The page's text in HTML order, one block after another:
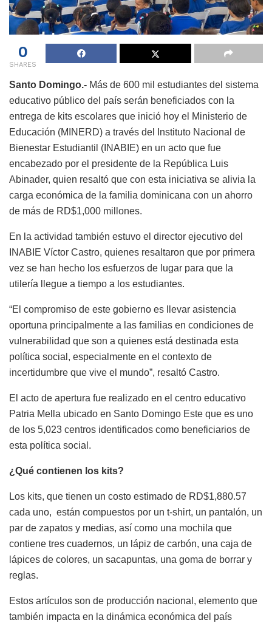
0
SHARES
Santo Domingo.- Más de 600 mil estudiantes del sistema
educativo público del país serán beneficiados con la
entrega de kits escolares que inició hoy el Ministerio de
Educación (MINERD) a través del Instituto Nacional de
Bienestar Estudiantil (INABIE) en un acto que fue
encabezado por el presidente de la República Luis
Abinader, quien resaltó que con esta iniciativa se alivia la
carga económica de la familia dominicana con un ahorro
de más de RD$1,000 millones.
En la actividad también estuvo el director ejecutivo del
INABIE Víctor Castro, quienes resaltaron que por primera
vez se han hecho los esfuerzos de lugar para que la
utilería llegue a tiempo a los estudiantes.
“El compromiso de este gobierno es llevar asistencia
oportuna principalmente a las familias en condiciones de
vulnerabilidad que son a quienes está destinada esta
política social, especialmente en el contexto de
incertidumbre que vive el mundo”, resaltó Castro.
El acto de apertura fue realizado en el centro educativo
Patria Mella ubicado en Santo Domingo Este que es uno
de los 5,023 centros identificados como beneficiarios de
esta política social.
¿Qué contienen los kits?
Los kits, que tienen un costo estimado de RD$1,880.57
cada uno, están compuestos por un t-shirt, un pantalón, un
par de zapatos y medias, así como una mochila que
contiene tres cuadernos, un lápiz de carbón, una caja de
lápices de colores, un sacapuntas, una goma de borrar y
reglas.
Estos artículos son de producción nacional, elemento que
también impacta en la dinámica económica del país